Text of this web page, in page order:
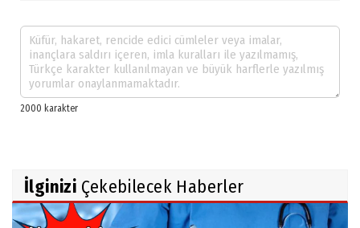
İlginizi Çekebilecek Haberler